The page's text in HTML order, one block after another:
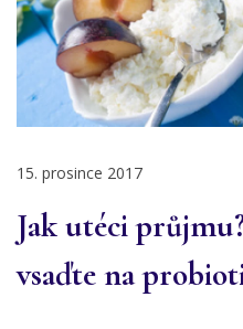
15. prosince 2017
Jak utéci
vsaďte na